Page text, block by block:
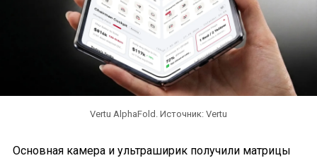
Vertu AlphaFold. Источник: Vertu
Основная камера и ультраширик получили матрицы